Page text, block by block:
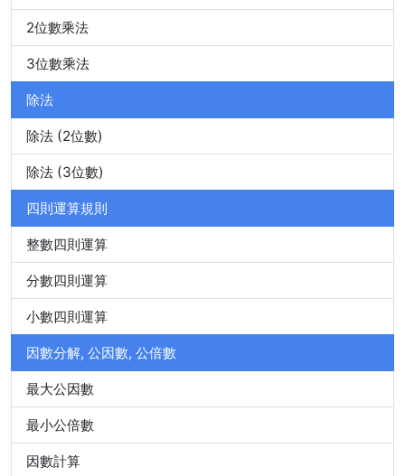
2位數乘法
3位數乘法
除法
除法 (2位數)
除法 (3位數)
四則運算規則
整數四則運算
分數四則運算
小數四則運算
因數分解, 公因數, 公倍數
最大公因數
最小公倍數
因數計算